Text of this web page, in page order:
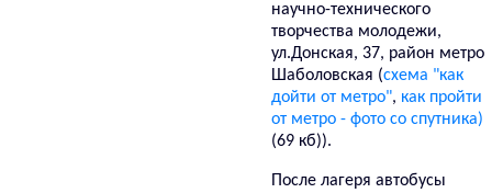
научно-технического
творчества молодежи,
ул.Донская, 37, район метро
Шаболовская (схема "как
дойти от метро", как пройти
от метро - фото со спутника)
(69 кб)).
После лагеря автобусы